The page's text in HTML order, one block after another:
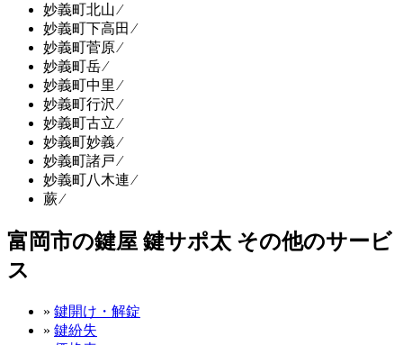
妙義町北山 ⁄
妙義町下高田 ⁄
妙義町菅原 ⁄
妙義町岳 ⁄
妙義町中里 ⁄
妙義町行沢 ⁄
妙義町古立 ⁄
妙義町妙義 ⁄
妙義町諸戸 ⁄
妙義町八木連 ⁄
蕨 ⁄
富岡市の鍵屋 鍵サポ太 その他のサービ
ス
» 鍵開け・解錠
» 鍵紛失